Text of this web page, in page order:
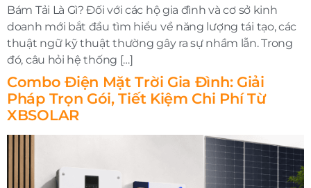
Bám Tải Là Gì? Đối với các hộ gia đình và cơ sở kinh
doanh mới bắt đầu tìm hiểu về năng lượng tái tạo, các
thuật ngữ kỹ thuật thường gây ra sự nhầm lẫn. Trong
đó, câu hỏi hệ thống […]
Combo Điện Mặt Trời Gia Đình: Giải
Pháp Trọn Gói, Tiết Kiệm Chi Phí Từ
XBSOLAR